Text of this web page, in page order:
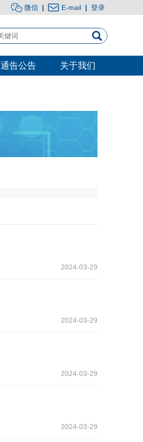
微信 | E-mail | 登录
通告公告 关于我们
2024-03-29
2024-03-29
2024-03-29
2024-03-29